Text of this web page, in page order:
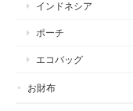
インドネシア
ポーチ
エコバッグ
お財布